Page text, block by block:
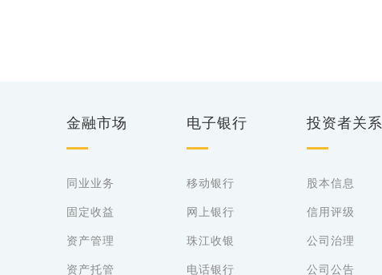
金融市场
同业业务
固定收益
资产管理
资产托管
电子银行
移动银行
网上银行
珠江收银
电话银行
投资者关系
股本信息
信用评级
公司治理
公司公告